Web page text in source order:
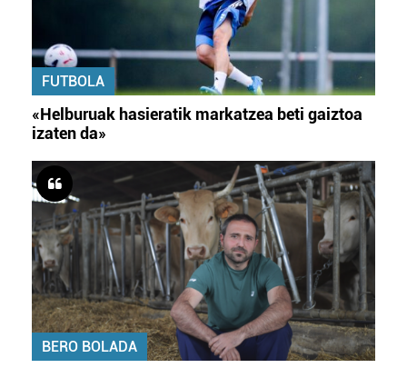
FUTBOLA
«Helburuak hasieratik markatzea beti gaiztoa
izaten da»
BERO BOLADA